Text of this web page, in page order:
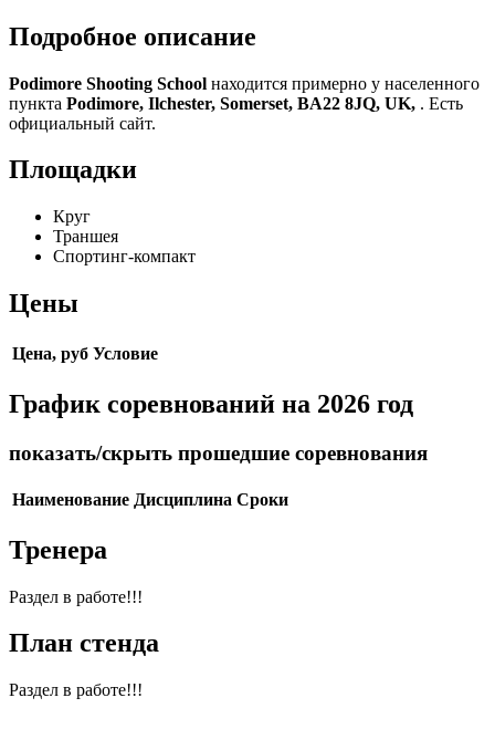
Подробное описание
Podimore Shooting School находится примерно у населенного
пункта Podimore, Ilchester, Somerset, BA22 8JQ, UK, . Есть
официальный сайт.
Площадки
Круг
Траншея
Спортинг-компакт
Цены
Цена, руб Условие
График соревнований на 2026 год
показать/скрыть прошедшие соревнования
Наименование Дисциплина Сроки
Тренера
Раздел в работе!!!
План стенда
Раздел в работе!!!